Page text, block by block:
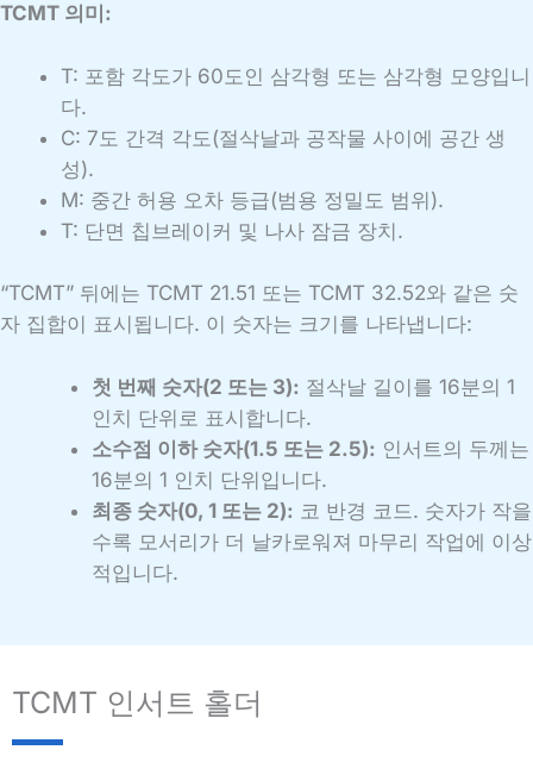
TCMT 의미:
T: 포함 각도가 60도인 삼각형 또는 삼각형 모양입니
다.
C: 7도 간격 각도(절삭날과 공작물 사이에 공간 생
성).
M: 중간 허용 오차 등급(범용 정밀도 범위).
T: 단면 칩브레이커 및 나사 잠금 장치.
“TCMT” 뒤에는 TCMT 21.51 또는 TCMT 32.52와 같은 숫
자 집합이 표시됩니다. 이 숫자는 크기를 나타냅니다:
첫 번째 숫자(2 또는 3): 절삭날 길이를 16분의 1
인치 단위로 표시합니다.
소수점 이하 숫자(1.5 또는 2.5): 인서트의 두께는
16분의 1 인치 단위입니다.
최종 숫자(0, 1 또는 2): 코 반경 코드. 숫자가 작을
수록 모서리가 더 날카로워져 마무리 작업에 이상
적입니다.
TCMT 인서트 홀더